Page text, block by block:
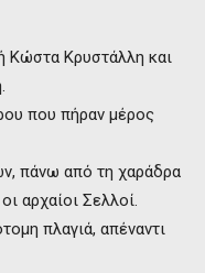
Κώστα Κρυστάλλη και
που πήραν μέρος
πάνω από τη χαράδρα
αρχαίοι Σελλοί.
πλαγιά, απέναντι